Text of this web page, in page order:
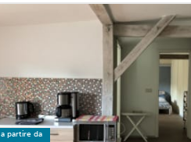
a partire da